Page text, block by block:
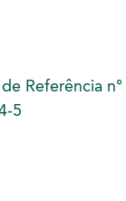
Referência n°
5